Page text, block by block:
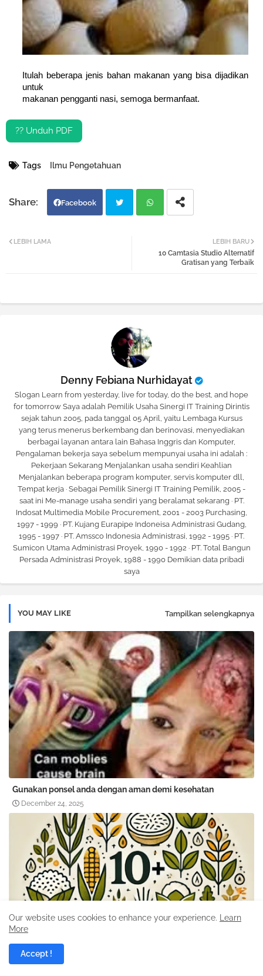
Itulah beberapa jenis bahan makanan yang bisa dijadikan
untuk
makanan pengganti nasi, semoga bermanfaat.
?? Unduh PDF
Tags Ilmu Pengetahuan
Facebook
LEBIH BARU
10 Camtasia Studio Alternatif
Gratisan yang Terbaik
LEBIH LAMA
Denny Febiana Nurhidayat
Slogan Learn from yesterday, live for today, do the best, and hope
for tomorrow Saya adalah Pemilik Usaha Sinergi IT Training Dirintis
sejak tahun 2005, pada tanggal 05 April, yaitu Lembaga Kursus
yang terus menerus berkembang dan berinovasi, menyediakan
berbagai layanan antara lain Bahasa Inggris dan Komputer,
Pengalaman bekerja saya sebelum mempunyai usaha ini adalah :
Pekerjaan Sekarang Menjalankan usaha sendiri Keahlian
Menjalankan beberapa program komputer, servis komputer dll,
Tempat kerja · Sebagai Pemilik Sinergi IT Training Pemilik, 2005 -
saat ini Me-manage usaha sendiri yang beralamat sekarang · PT.
Indosat Multimedia Mobile Procurement, 2001 - 2003 Purchasing,
1997 - 1999 · PT. Kujang Eurapipe Indoneisa Administrasi Gudang,
1995 - 1997 · PT. Amssco Indonesia Administrasi, 1992 - 1995 · PT.
Sumicon Utama Administrasi Proyek, 1990 - 1992 · PT. Total Bangun
Persada Administrasi Proyek, 1988 - 1990 Demikian data pribadi
saya
YOU MAY LIKE Tampilkan selengkapnya
Gunakan ponsel anda dengan aman demi kesehatan
December 24, 2025
Our website uses cookies to enhance your experience.
Learn
More
Accept !